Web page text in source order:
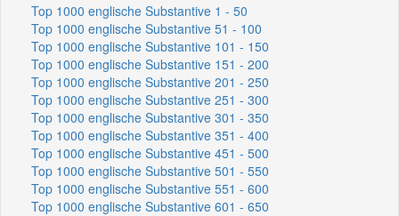
Top 1000 englische Substantive 1 - 50
Top 1000 englische Substantive 51 - 100
Top 1000 englische Substantive 101 - 150
Top 1000 englische Substantive 151 - 200
Top 1000 englische Substantive 201 - 250
Top 1000 englische Substantive 251 - 300
Top 1000 englische Substantive 301 - 350
Top 1000 englische Substantive 351 - 400
Top 1000 englische Substantive 451 - 500
Top 1000 englische Substantive 501 - 550
Top 1000 englische Substantive 551 - 600
Top 1000 englische Substantive 601 - 650